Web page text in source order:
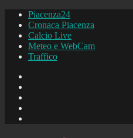
Piacenza24
Cronaca Piacenza
Calcio Live
Meteo e WebCam
Traffico